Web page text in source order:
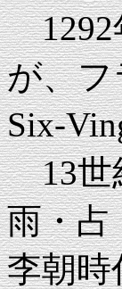
1292
が、フ
Six-
13世
雨・
李朝時